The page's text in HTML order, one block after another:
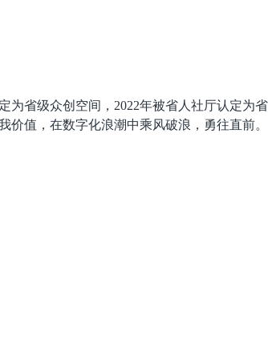
为省级众创空间，2022年被省人社厅认定
值，在数字化浪潮中乘风破浪，勇往直前。